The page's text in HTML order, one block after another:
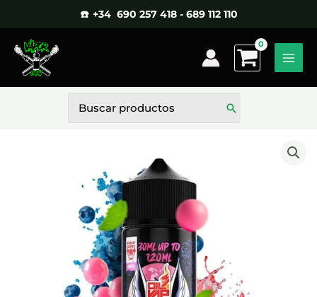
contenido
☎️ +34 690 257 418 - 689 112 110
por: